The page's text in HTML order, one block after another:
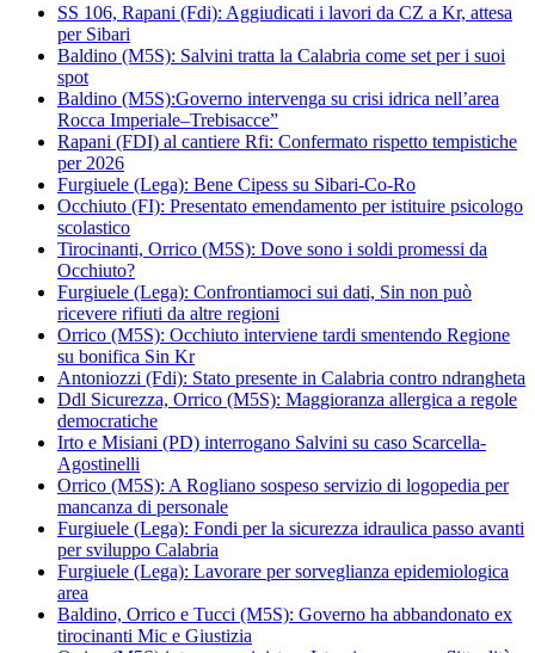
SS 106, Rapani (Fdi): Aggiudicati i lavori da CZ a Kr, attesa
per Sibari
Baldino (M5S): Salvini tratta la Calabria come set per i suoi
spot
Baldino (M5S):Governo intervenga su crisi idrica nell’area
Rocca Imperiale–Trebisacce”
Rapani (FDI) al cantiere Rfi: Confermato rispetto tempistiche
per 2026
Furgiuele (Lega): Bene Cipess su Sibari-Co-Ro
Occhiuto (FI): Presentato emendamento per istituire psicologo
scolastico
Tirocinanti, Orrico (M5S): Dove sono i soldi promessi da
Occhiuto?
Furgiuele (Lega): Confrontiamoci sui dati, Sin non può
ricevere rifiuti da altre regioni
Orrico (M5S): Occhiuto interviene tardi smentendo Regione
su bonifica Sin Kr
Antoniozzi (Fdi): Stato presente in Calabria contro ndrangheta
Ddl Sicurezza, Orrico (M5S): Maggioranza allergica a regole
democratiche
Irto e Misiani (PD) interrogano Salvini su caso Scarcella-
Agostinelli
Orrico (M5S): A Rogliano sospeso servizio di logopedia per
mancanza di personale
Furgiuele (Lega): Fondi per la sicurezza idraulica passo avanti
per sviluppo Calabria
Furgiuele (Lega): Lavorare per sorveglianza epidemiologica
area
Baldino, Orrico e Tucci (M5S): Governo ha abbandonato ex
tirocinanti Mic e Giustizia